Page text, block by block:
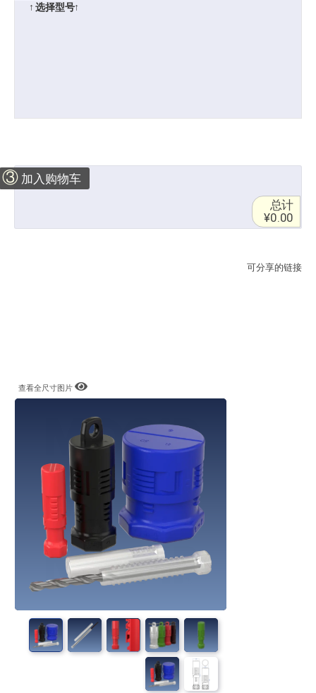
↑ 选择型号↑
③ 加入购物车
总计
¥0.00
可分享的链接
查看全尺寸图片